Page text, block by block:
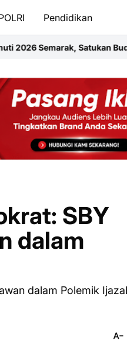
Pendidikan
Bahari dan Dorong
SBY
dalam
dalam Polemik